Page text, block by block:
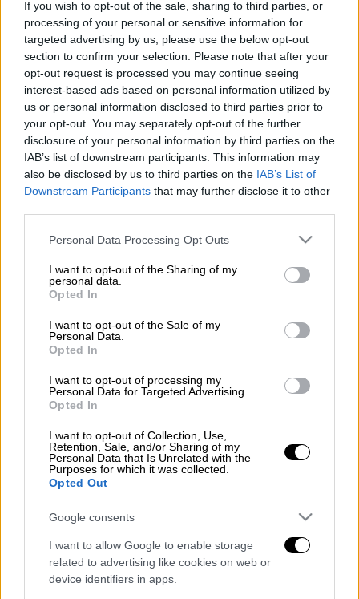
If you wish to opt-out of the sale, sharing to third parties, or
processing of your personal or sensitive information for
targeted advertising by us, please use the below opt-out
section to confirm your selection. Please note that after your
opt-out request is processed you may continue seeing
interest-based ads based on personal information utilized by
us or personal information disclosed to third parties prior to
your opt-out. You may separately opt-out of the further
disclosure of your personal information by third parties on the
IAB’s list of downstream participants. This information may
also be disclosed by us to third parties on the IAB’s List of
Downstream Participants that may further disclose it to other
Please note that this website/app uses one or more Google
not limited to your visit or usage behaviour. You may click to
grant or deny consent to Google and its third-party tags to
use your data for below specified purposes in below Google
consent section.
Personal Data Processing Opt Outs
I want to opt-out of the Sharing of my
personal data.
Opted In
I want to opt-out of the Sale of my
Personal Data.
Opted In
I want to opt-out of processing my
Personal Data for Targeted Advertising.
Opted In
I want to opt-out of Collection, Use,
Retention, Sale, and/or Sharing of my
Personal Data that Is Unrelated with the
Purposes for which it was collected.
Opted Out
Google consents
I want to allow Google to enable storage
related to advertising like cookies on web or
device identifiers in apps.
Προσθέστε το ΕΘΝΟΣ στη Google
Έτοιμη για να αγοράσει τηνΤσέλσιστη μετά
Ρομάν Αμπράμοβιτςεποχή εμφανίζεται η
οικογένεια Ρίκετς. Οι ιδιοκτήτες της
φημισμένης ομάδας μπέιζμπολ στις ΗΠΑ,
Σικάγο Καμπς, θέλουν διακαώς να εισέλθουν
στον κόσμο του ποδοσφαίρου και στο
ιλουστρασιόν πρωτάθλημα τηςPremier
Για το λόγο αυτό μέλη της οικογένειας
Ρίκετς μαζί με μεγαλοστελέχη της εταιρείας
ταξίδεψαν στο Λονδίνο για να
πλειοδοτήσουν για τον λονδρέζικο σύλλογο
αλλά παράλληλα και για να πείσουν τους
οπαδούς του συλλόγου ότι θέλουν να
επίπεδο. Οι φίλοι της ομάδας αντέδρασαν
στο άκουσμα της είδησης ότι οι Ρίκετς
προπορεύονται στην κούρσα για την διαδοχή
στην Τσέλσι διότι αφενός κατά το παρελθόν
ο πατριάρχης της οικογένειας Τζόε Ρίκετς
είχε κατηγορηθεί για email με ρατσιστικό
περιεχόμενο, αφετέρου ο τρόπος διοίκησης
σκληροπυρηνικούς ότι έχουν τις
προϋποθέσεις για να χτυπήσουν στα ίσια